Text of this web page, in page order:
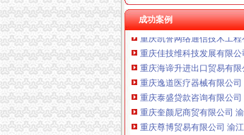
成功案例
重庆金品科技有限公司 渝南
重庆凯誉网络通信技术工
重庆佳技维科技发展有限公
重庆海谛升进出口贸易有
重庆逸道医疗器械有限公司
重庆泰盛贷款咨询有限公司
重庆奎颜尼商贸有限公司 渝
重庆尊博贸易有限公司 渝江
重庆晒微科技有限公司 渝南